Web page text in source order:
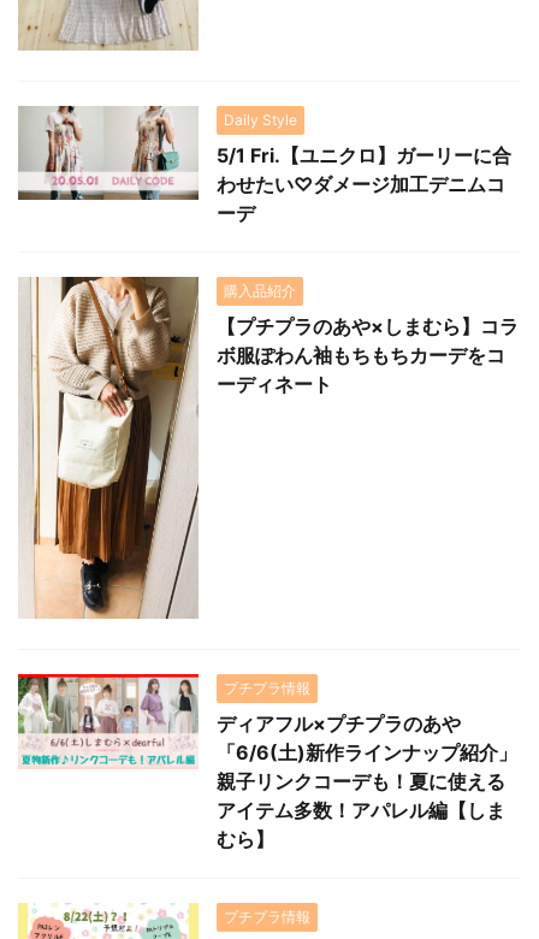
Daily Style
5/1 Fri.【ユニクロ】ガーリーに合
わせたい♡ダメージ加工デニムコ
ーデ
購入品紹介
【プチプラのあや×しまむら】コラ
ボ服ぽわん袖もちもちカーデをコ
ーディネート
プチプラ情報
ディアフル×プチプラのあや
「6/6(土)新作ラインナップ紹介」
親子リンクコーデも！夏に使える
アイテム多数！アパレル編【しま
むら】
プチプラ情報